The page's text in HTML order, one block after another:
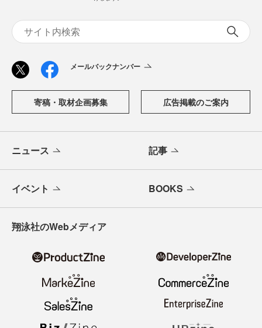
メールバックナンバー
寄稿・取材企画募集 広告掲載のご案内
ニュース 記事
イベント BOOKS
翔泳社のWebメディア